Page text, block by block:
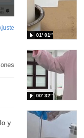
pantalla
y
01′ 01″
00′ 32″